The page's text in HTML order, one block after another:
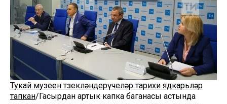
Тукай музеен төзекләндерүчеләр тарихи ядкарьләр
тапкан/Гасырдан артык капка баганасы астында